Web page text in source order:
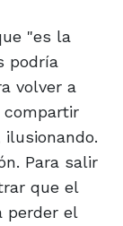
"es la
podría
volver a
compartir
Para salir
que el
perder el